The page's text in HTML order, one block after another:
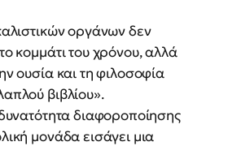
οργάνων δεν
κομμάτι του χρόνου, αλλά
ουσία και τη φιλοσοφία
βιβλίου».
διαφοροποίησης
μονάδα εισάγει μια